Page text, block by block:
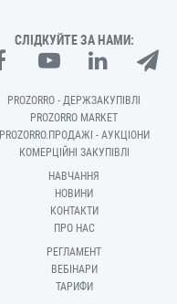
СЛІДКУЙТЕ ЗА НАМИ:
PROZORRO - ДЕРЖЗАКУПІВЛІ
PROZORRO MARKET
PROZORRO.ПРОДАЖІ - АУКЦІОНИ
КОМЕРЦІЙНІ ЗАКУПІВЛІ
НАВЧАННЯ
НОВИНИ
КОНТАКТИ
ПРО НАС
РЕГЛАМЕНТ
ВЕБІНАРИ
ТАРИФИ